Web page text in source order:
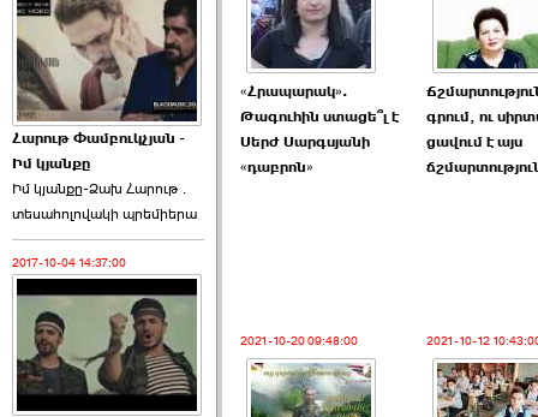
Հարութ Փամբուկչյան -
Իմ կյանքը
Իմ կյանքը-Ձախ Հարnւթ․
տեuաhnլnվակի պրեմիերա
2017-10-04 14:37:00
«Հրապարակ».
Թագուհին ստացե՞լ է
Սերժ Սարգսյանի
«դաբրոն»
գրում, ու
ցավում է այս
2021-10-20 09:48:00 2021-10-12